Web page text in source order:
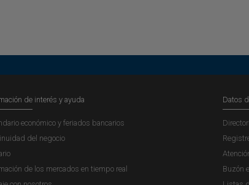
de interés y ayuda
económico y feriados bancarios
del negocio
de los mercados en tiempo real
Datos
Buzón